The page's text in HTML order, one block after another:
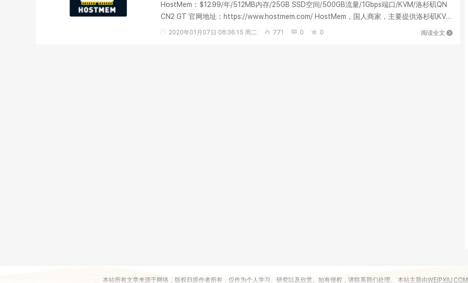
HostMem：$12.99/年/512MB内存/25GB SSD空间/500GB流量/1Gbps端口/KVM/洛杉矶QN
CN2 GT 官网地址：https://www.hostmem.com/ HostMem，国人商家，主要提供洛杉矶KVM
VPS，数据中心为QN。特色是按小时...
阅读全文
2020年01月07日 08:36:15 周二 771 0 0
本站所有文章来源于网络，版权归原作者所有，仅作为个人学习、研究以及欣赏。如有侵权，请联系我们处理。 本站主题由WEIPXIU.COM